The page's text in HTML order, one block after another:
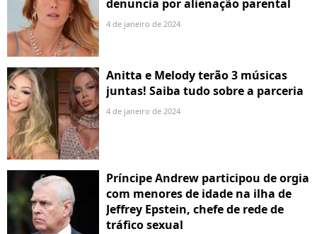
denuncia por alienação parental
4 de janeiro de 2024
Anitta e Melody terão 3 músicas
juntas! Saiba tudo sobre a parceria
4 de janeiro de 2024
Príncipe Andrew participou de orgia
com menores de idade na ilha de
Jeffrey Epstein, chefe de rede de
tráfico sexual